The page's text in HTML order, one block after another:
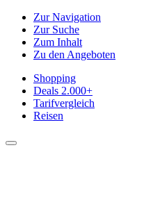
Zur Navigation
Zur Suche
Zum Inhalt
Zu den Angeboten
Shopping
Deals 2.000+
Tarifvergleich
Reisen